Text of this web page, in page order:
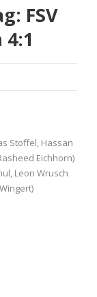
FSV
Stoffel, Hassan
Eichhorn)
Leon Wrusch